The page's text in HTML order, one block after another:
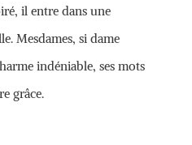
il entre dans une
Mesdames, si dame
indéniable, ses mots
grâce.